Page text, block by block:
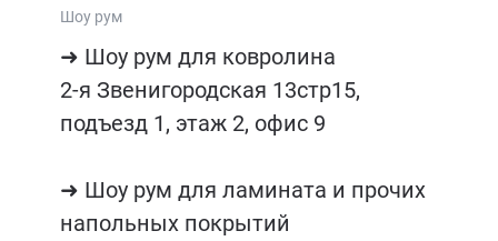
Шоу рум
➜ Шоу рум для ковролина
2-я Звенигородская 13стр15,
подъезд 1, этаж 2, офис 9
➜ Шоу рум для ламината и прочих
напольных покрытий